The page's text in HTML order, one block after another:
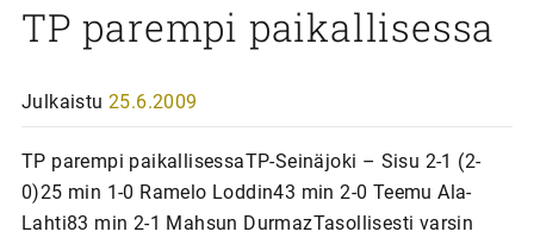
TP parempi paikallisessa
Julkaistu 25.6.2009
TP parempi paikallisessaTP-Seinäjoki – Sisu 2-1 (2-
0)25 min 1-0 Ramelo Loddin43 min 2-0 Teemu Ala-
Lahti83 min 2-1 Mahsun DurmazTasollisesti varsin